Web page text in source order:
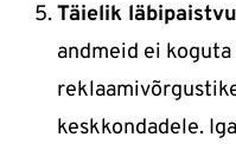
Täielik
andmeid ei koguta
keskkondadele.